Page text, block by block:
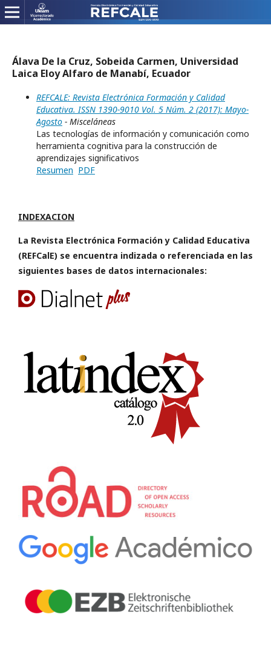
Álava De la Cruz, Sobeida Carmen, Universidad
Laica Eloy Alfaro de Manabí, Ecuador
REFCALE: Revista Electrónica Formación y Calidad
Educativa. ISSN 1390-9010 Vol. 5 Núm. 2 (2017): Mayo-
Agosto - Misceláneas
Las tecnologías de información y comunicación como
herramienta cognitiva para la construcción de
aprendizajes significativos
Resumen PDF
INDEXACION
La Revista Electrónica Formación y Calidad Educativa
(REFCalE) se encuentra indizada o referenciada en las
siguientes bases de datos internacionales: